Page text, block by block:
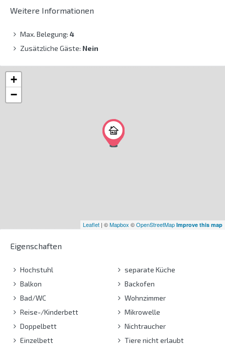
Weitere Informationen
Max. Belegung: 4
Zusätzliche Gäste: Nein
+
−
Leaflet | ©Mapbox ©OpenStreetMap Improve this map
Eigenschaften
Hochstuhl
Balkon
Bad/WC
Reise-/Kinderbett
Doppelbett
Einzelbett
separate Küche
Backofen
Wohnzimmer
Mikrowelle
Nichtraucher
Tiere nicht erlaubt